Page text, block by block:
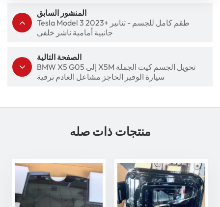
المنشور السابق
Tesla Model 3 2023+ طقم كامل للجسم - تنانير
جانبية أمامية ناشر خلفي
الصفحة التالية
BMW X5 G05 إلى X5M تحويل الجسم كيت الجملة
سيارة الوفير الحاجز مشاعل العادم ترقية
منتجات ذات صله